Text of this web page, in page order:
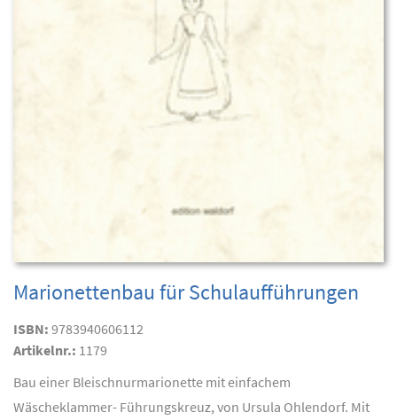
Marionettenbau für Schulaufführungen
ISBN: 9783940606112
Artikelnr.: 1179
Bau einer Bleischnurmarionette mit einfachem
Wäscheklammer- Führungskreuz, von Ursula Ohlendorf. Mit